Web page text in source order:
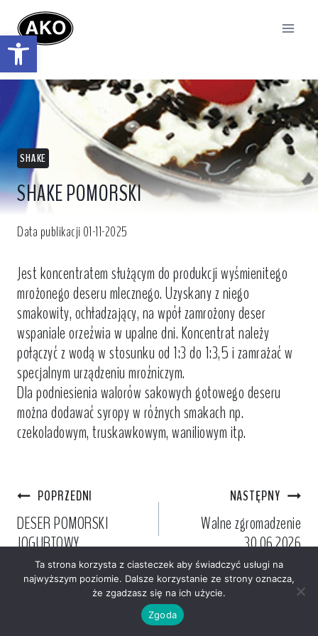
Otwórz pasek narzędzi
Przejdź
treści
SHAKE
SHAKE POMORSKI
Data publikacji 01-11-2025
Jest koncentratem służącym do produkcji wyśmienitego
mrożonego deseru mlecznego. Uzyskany z niego
smakowity, ochładzający, na wpół zamrożony deser
wspaniale orzeźwia w upalne dni. Koncentrat należy
połączyć z wodą w stosunku od 1:3 do 1:3,5 i zamrażać w
specjalnym urządzeniu mroźniczym.
Dla podniesienia walorów sakowych gotowego deseru
można dodawać syropy w różnych smakach np.
czekoladowym, truskawkowym, waniliowym itp.
Nawigacja
wpisu
POPRZEDNI
DESER POMORSKI
JOGURTOWY
NASTĘPNY
Walne zgromadzenie
30.06.2026
© 2026 AKO S.A. |Designed by:
Ta strona korzysta z ciasteczek aby świadczyć usługi na
najwyższym poziomie. Dalsze korzystanie ze strony oznacza,
że zgadzasz się na ich użycie.
Zgoda